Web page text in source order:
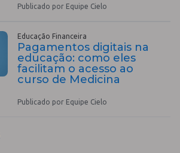
Publicado por Equipe Cielo
Educação Financeira
Pagamentos digitais na
educação: como eles
facilitam o acesso ao
curso de Medicina
Publicado por Equipe Cielo